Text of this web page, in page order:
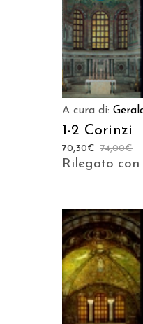
A cura di:
1-2 Corinzi
74,00€
70,30€
Rilegato